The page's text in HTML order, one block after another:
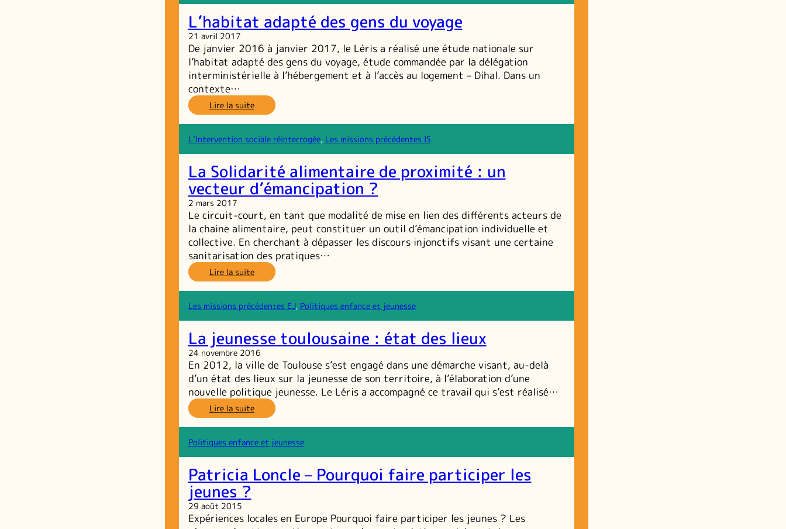
l’émancipation
L’habitat adapté des gens du voyage
21 avril 2017
De janvier 2016 à janvier 2017, le Léris a réalisé une étude nationale sur
l’habitat adapté des gens du voyage, étude commandée par la délégation
interministérielle à l’hébergement et à l’accès au logement – Dihal. Dans un
contexte…
Lire la suite:
L’habitat
adapté
des
voyage
L’Intervention sociale réinterrogée, Les missions précédentes IS
La Solidarité alimentaire de proximité : un
vecteur d’émancipation ?
2 mars 2017
Le circuit-court, en tant que modalité de mise en lien des différents acteurs de
la chaine alimentaire, peut constituer un outil d’émancipation individuelle et
collective. En cherchant à dépasser les discours injonctifs visant une certaine
sanitarisation des pratiques…
Lire la suite:
La
Solidarité
alimentaire
un
vecteur
d’émancipation ?
Les missions précédentes EJ, Politiques enfance et jeunesse
La jeunesse toulousaine : état des lieux
24 novembre 2016
En 2012, la ville de Toulouse s’est engagé dans une démarche visant, au-delà
d’un état des lieux sur la jeunesse de son territoire, à l’élaboration d’une
nouvelle politique jeunesse. Le Léris a accompagné ce travail qui s’est réalisé…
Lire la suite:
La
jeunesse
toulousaine :
lieux
Politiques enfance et jeunesse
Patricia Loncle – Pourquoi faire participer les
jeunes ?
29 août 2015
Expériences locales en Europe Pourquoi faire participer les jeunes ? Les